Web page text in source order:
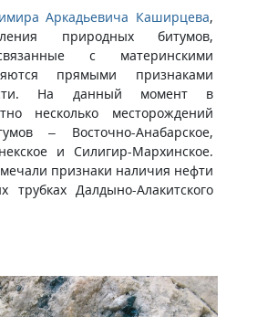
Аркадьевича Каширцева,
природных битумов,
с материнскими
прямыми признаками
На данный момент в
несколько месторождений
– Восточно-Анабарское,
и Силигир-Мархинское.
признаки наличия нефти
трубках Далдыно-Алакитского